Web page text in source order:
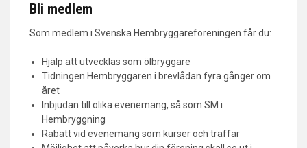
Bli medlem
Som medlem i Svenska Hembryggareföreningen får du:
Hjälp att utvecklas som ölbryggare
Tidningen Hembryggaren i brevlådan fyra gånger om
året
Inbjudan till olika evenemang, så som SM i
Hembryggning
Rabatt vid evenemang som kurser och träffar